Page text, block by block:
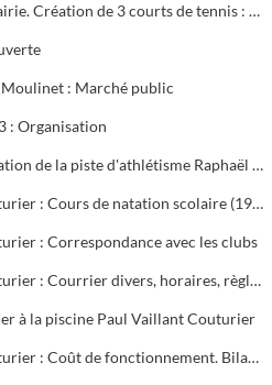
Ensemble sportif de la Prairie. Création de 3 courts de tennis : 1ère tranche (1997). Projet d'éclairage (1983)
: Marché public
: Organisation
Stade du Moulinet : Utilisation de la piste d'athlétisme Raphaël Pujazon
Piscine Paul Vaillant Couturier : Cours de natation scolaire (1992-1999). Transport des scolaires (1995-1998). Utilisation de la piscine par les scolaires (1997-1998)
: Correspondance avec les clubs
Piscine Paul Vaillant Couturier : Courrier divers, horaires, règlement des cours, vols, plan d'organisation de secours, accident du 16 juin 1997, procès-verbal de la Commission de Sécurité
à la piscine Paul Vaillant Couturier
Piscine Paul Vaillant Couturier : Coût de fonctionnement. Bilan d'activité